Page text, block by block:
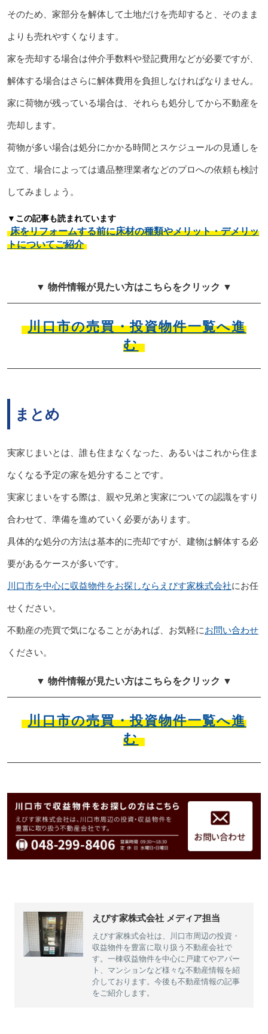
そのため、家部分を解体して土地だけを売却すると、そのまま
よりも売れやすくなります。
家を売却する場合は仲介手数料や登記費用などが必要ですが、
解体する場合はさらに解体費用を負担しなければなりません。
家に荷物が残っている場合は、それらも処分してから不動産を
売却します。
荷物が多い場合は処分にかかる時間とスケジュールの見通しを
立て、場合によっては遺品整理業者などのプロへの依頼も検討
してみましょう。
▼この記事も読まれています
床をリフォームする前に床材の種類やメリット・デメリッ
トについてご紹介
▼ 物件情報が見たい方はこちらをクリック ▼
川口市の売買・投資物件一覧へ進
む
まとめ
実家じまいとは、誰も住まなくなった、あるいはこれから住ま
なくなる予定の家を処分することです。
実家じまいをする際は、親や兄弟と実家についての認識をすり
合わせて、準備を進めていく必要があります。
具体的な処分の方法は基本的に売却ですが、建物は解体する必
要があるケースが多いです。
川口市を中心に収益物件をお探しならえびす家株式会社にお任
せください。
不動産の売買で気になることがあれば、お気軽にお問い合わせ
ください。
▼ 物件情報が見たい方はこちらをクリック ▼
川口市の売買・投資物件一覧へ進
む
えびす家株式会社 メディア担当
えびす家株式会社は、川口市周辺の投資・
収益物件を豊富に取り扱う不動産会社で
す。一棟収益物件を中心に戸建てやアパー
ト、マンションなど様々な不動産情報を紹
介しております。今後も不動産情報の記事
をご紹介します。